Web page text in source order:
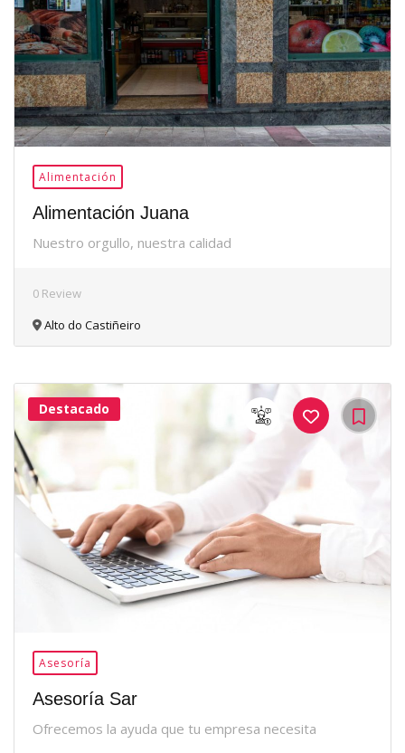
Alimentación
Alimentación Juana
Nuestro orgullo, nuestra calidad
0 Review
Alto do Castiñeiro
35Me
Gusta
Destacado
Asesoría
Asesoría Sar
Ofrecemos la ayuda que tu empresa necesita